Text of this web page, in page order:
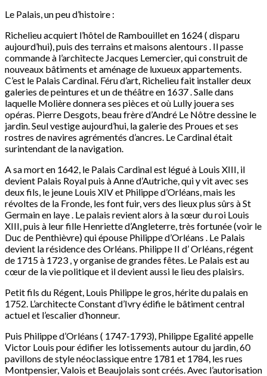
Le Palais, un peu d’histoire :
Richelieu acquiert l’hôtel de Rambouillet en 1624 ( disparu
aujourd’hui), puis des terrains et maisons alentours . Il passe
commande à l’architecte Jacques Lemercier, qui construit de
nouveaux bâtiments et aménage de luxueux appartements.
C’est le Palais Cardinal. Féru d’art, Richelieu fait installer deux
galeries de peintures et un de théâtre en 1637 . Salle dans
laquelle Molière donnera ses pièces et où Lully jouera ses
opéras. Pierre Desgots, beau frère d’André Le Nôtre dessine le
jardin. Seul vestige aujourd’hui, la galerie des Proues et ses
rostres de navires agrémentés d’ancres. Le Cardinal était
surintendant de la navigation.
A sa mort en 1642, le Palais Cardinal est légué à Louis XIII, il
devient Palais Royal puis à Anne d’Autriche, qui y vit avec ses
deux fils, le jeune Louis XIV et Philippe d’Orléans, mais les
révoltes de la Fronde, les font fuir, vers des lieux plus sûrs à St
Germain en laye . Le palais revient alors à la sœur du roi Louis
XIII, puis à leur fille Henriette d’Angleterre, très fortunée (voir le
Duc de Penthièvre) qui épouse Philippe d’Orléans . Le Palais
devient la résidence des Orléans. Philippe II d’ Orléans, régent
de 1715 à 1723 , y organise de grandes fêtes. Le Palais est au
cœur de la vie politique et il devient aussi le lieu des plaisirs.
Petit fils du Régent, Louis Philippe le gros, hérite du palais en
1752. L’architecte Constant d’Ivry édifie le bâtiment central
actuel et l’escalier d’honneur.
Puis Philippe d’Orléans ( 1747-1793), Philippe Egalité appelle
Victor Louis pour édifier les lotissements autour du jardin, 60
pavillons de style néoclassique entre 1781 et 1784, les rues
Montpensier, Valois et Beaujolais sont créés. Avec l’autorisation